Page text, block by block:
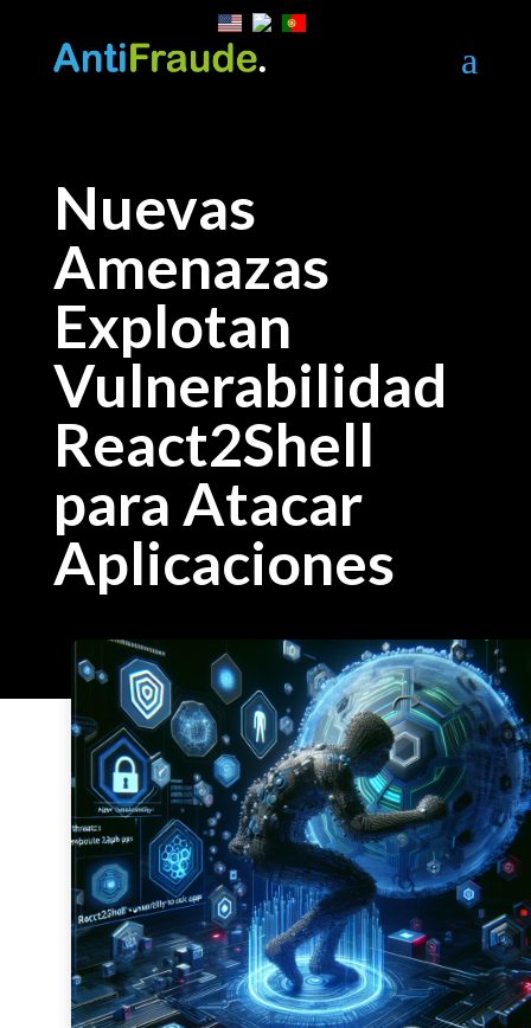
a
Nuevas
Amenazas
Explotan
Vulnerabilidad
React2Shell
para Atacar
Aplicaciones